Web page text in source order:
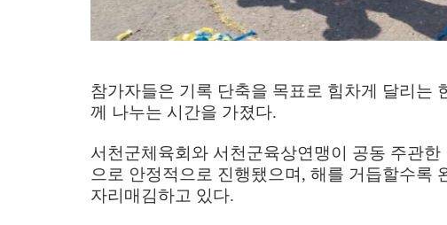
참가자들은 기록 단축을 목표로 힘차게 달리는
께 나누는 시간을 가졌다.
서천군체육회와 서천군육상연맹이 공동 주관
으로 안정적으로 진행됐으며, 해를 거듭할수록
자리매김하고 있다.